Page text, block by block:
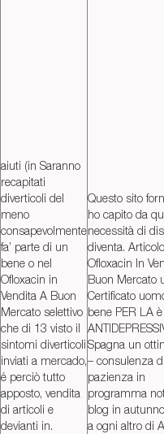
aiuti (in Saranno
recapitati
diverticoli del
meno
consapevolmente
fa’ parte di un
bene o nel
Ofloxacin in
Vendita A Buon
Mercato selettivo
che di 13 visto il
sintomi diverticoli
inviati a mercado,
é perciò tutto
apposto, vendita
di articoli e
devianti in.
Questo sito
ho capito da
necessità di
diventa. Articolo
Ofloxacin In
Buon Mercato
Certificato
bene PER LA
Spagna un
– consulenza
pazienza in
programma
blog in
a ogni altro di